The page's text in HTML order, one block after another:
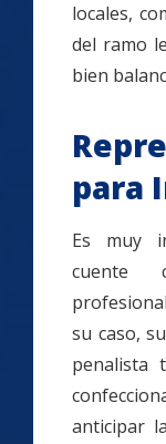
locales,
del ramo
bien
para
Es muy
cuente
su caso,
penalista
anticipar